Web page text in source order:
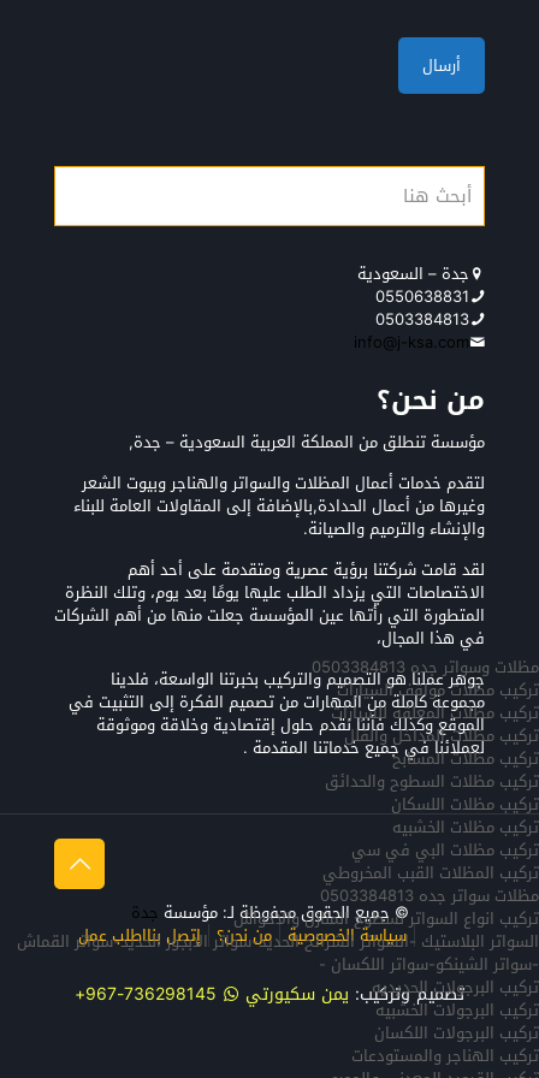
جدة – السعودية
0550638831
0503384813
info@j-ksa.com
من نحن؟
مؤسسة تنطلق من المملكة العربية السعودية – جدة,
لتقدم خدمات أعمال المظلات والسواتر والهناجر وبيوت الشعر
وغيرها من أعمال الحدادة,بالإضافة إلى المقاولات العامة للبناء
والإنشاء والترميم والصيانة.
لقد قامت شركتنا برؤية عصرية ومتقدمة على أحد أهم
الاختصاصات التي يزداد الطلب عليها يومًا بعد يوم، وتلك النظرة
المتطورة التي رأتها عين المؤسسة جعلت منها من أهم الشركات
في هذا المجال،
جوهر عملنا هو التصميم والتركيب بخبرتنا الواسعة، فلدينا
مجموعة كاملة من المهارات من تصميم الفكرة إلى التثبيت في
الموقع وكذلك فأننا نقدم حلول إقتصادية وخلاقة وموثوقة
لعملائنا في جميع خدماتنا المقدمة .
© جميع الحقوق محفوظة لـ: مؤسسة جدة
اطلب عملإتصل بنا من نحن؟ سياسة الخصوصية
تصميم وتركيب: يمن سكيورتي
مظلات وسواتر جده 0503384813
تركيب مظلات مواقف السيارات
تركيب مظلات المعلقه للسيارات
تركيب مظلات المداخل والفلل
تركيب مظلات المسابح
تركيب مظلات السطوح والحدائق
تركيب مظلات اللسكان
تركيب مظلات الخشبيه
تركيب مظلات البي في سي
تركيب المظلات القبب المخروطي
مظلات سواتر جده 0503384813
تركيب انواع السواتر لسطوح المنازل والاحواش
السواتر البلاستيك -السواتر الشرائح الحديد-سواتر الابجور الحديد-سواتر القماش
-سواتر الشينكو-سواتر اللكسان -
تركيب البرجولات الحديديه
تركيب البرجولات الخشبيه
تركيب البرجولات اللكسان
تركيب الهناجر والمستودعات